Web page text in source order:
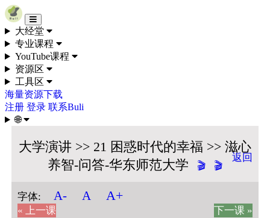
Skip to content
大经堂
专业课程
YouTube课程
资源区
工具区
海量资源下载
注册 登录 联系Buli
🌐
大学演讲 >> 21 困惑时代的幸福 >> 滋心
养智-问答-华东师范大学
🎬 🎬
返回
字体: A- A A+
« 上一课 下一课 »